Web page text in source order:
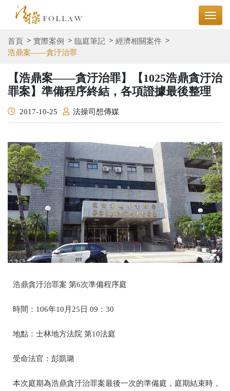
首頁 實際案例 臨庭筆記
經濟相關案件
浩鼎案——貪汙治罪
【浩鼎案——貪汙治罪】【1025浩鼎貪汙治
罪案】準備程序終結，各項證據最後整理
2017-10-25 法操司想傳媒
浩鼎貪汙治罪案 第6次準備程序庭
時間：106年10月25日 09：30
地點：士林地方法院 第10法庭
受命法官：彭凱璐
本次庭期為浩鼎貪汙治罪案最後一次的準備庭，庭期結束時，